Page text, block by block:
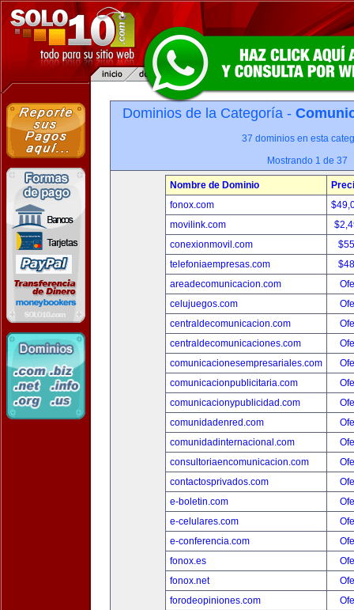
Dominios de la Categoría -
37 dominios en esta
Mostrando 1 de 37
Nombre de Dominio
fonox.com
movilink.com
conexionmovil.com
telefoniaempresas.com
areadecomunicacion.com
celujuegos.com
centraldecomunicacion.com
centraldecomunicaciones.com
comunicacionesempresariales.com
comunicacionpublicitaria.com
comunicacionypublicidad.com
comunidadenred.com
comunidadinternacional.com
consultoriaencomunicacion.com
contactosprivados.com
e-boletin.com
e-celulares.com
e-conferencia.com
fonox.es
fonox.net
forodeopiniones.com